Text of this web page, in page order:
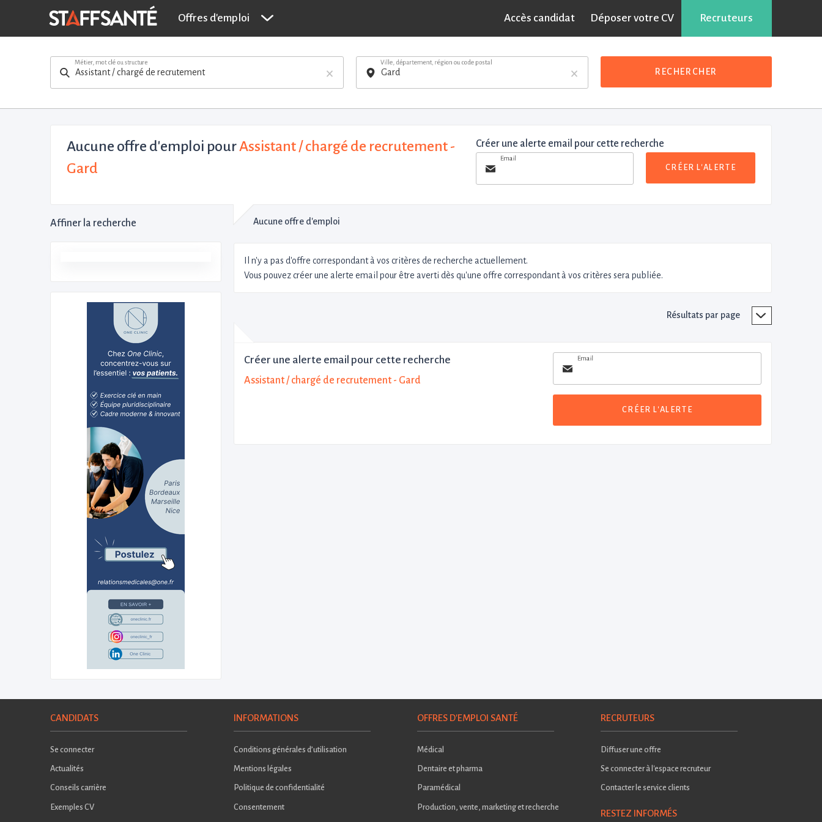
Offres d'emploi Accès candidat Déposer votre CV Recruteurs
×
Métier, mot clé ou structure
×
Ville, département, région ou code postal
RECHERCHER
Aucune offre d'emploi pourAssistant / chargé de recrutement -
Gard
Créer une alerte email pour cette recherche
Email
CRÉER L'ALERTE
Affiner la recherche Aucune offre d'emploi
Il n'y a pas d'offre correspondant à vos critères de recherche actuellement.
Vous pouvez créer une alerte email pour être averti dès qu'une offre correspondant à vos critères sera publiée.
Résultats par page
Créer une alerte email pour cette recherche
Assistant / chargé de recrutement - Gard
Email
CRÉER L'ALERTE
CANDIDATS
Se connecter
Actualités
Conseils carrière
Exemples CV
INFORMATIONS
Conditions générales d’utilisation
Mentions légales
Politique de confidentialité
Consentement
OFFRES D'EMPLOI SANTÉ
Médical
Dentaire et pharma
Paramédical
Production, vente, marketing et recherche
RECRUTEURS
Diffuser une offre
Se connecter à l'espace recruteur
Contacter le service clients
RESTEZ INFORMÉS